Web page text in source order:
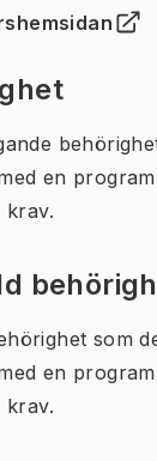
ny flik)
en
krav.
som
en
krav.